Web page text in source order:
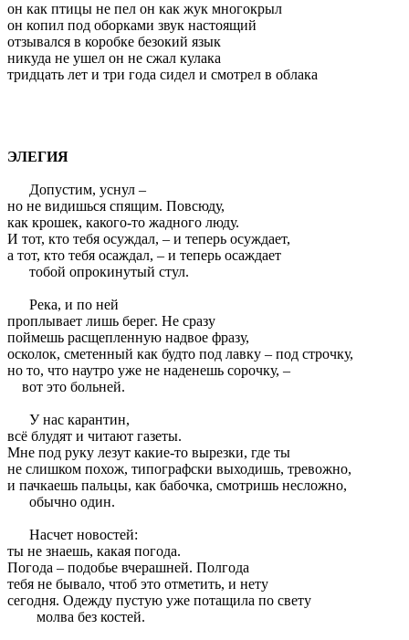
он как птицы не пел он как жук многокрыл
он копил под оборками звук настоящий
отзывался в коробке безокий язык
никуда не ушел он не сжал кулака
тридцать лет и три года сидел и смотрел в облака
ЭЛЕГИЯ
Допустим, уснул –
но не видишься спящим. Повсюду,
как крошек, какого-то жадного люду.
И тот, кто тебя осуждал, – и теперь осуждает,
а тот, кто тебя осаждал, – и теперь осаждает
тобой опрокинутый стул.
Река, и по ней
проплывает лишь берег. Не сразу
поймешь расщепленную надвое фразу,
осколок, сметенный как будто под лавку – под строчку,
но то, что наутро уже не наденешь сорочку, –
вот это больней.
У нас карантин,
всё блудят и читают газеты.
Мне под руку лезут какие-то вырезки, где ты
не слишком похож, типографски выходишь, тревожно,
и пачкаешь пальцы, как бабочка, смотришь несложно,
обычно один.
Насчет новостей:
ты не знаешь, какая погода.
Погода – подобье вчерашней. Полгода
тебя не бывало, чтоб это отметить, и нету
сегодня. Одежду пустую уже потащила по свету
молва без костей.